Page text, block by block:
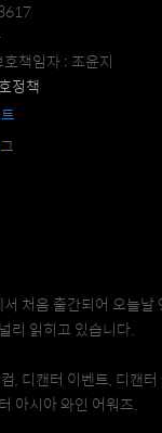
책임자 : 조윤지
정책
처음 출간되어 오늘날
리 읽히고 있습니다.
, 디캔터 이벤트, 디캔
아시아 와인 어워즈.